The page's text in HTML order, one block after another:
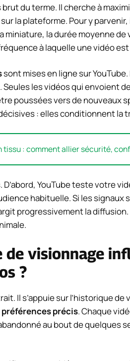
du terme. Il cherche à
la plateforme. Pour y
miniature, la durée moyenne
à laquelle une vidéo est
sont mises en ligne sur
les vidéos qui envoient
poussées vers de nouveaux
: elles conditionnent la
tissu : comment allier sécurité,
YouTube teste votre
habituelle. Si les signaux
progressivement la
de visionnage
?
Il s’appuie sur l’historique
précis. Chaque
au bout de quelques